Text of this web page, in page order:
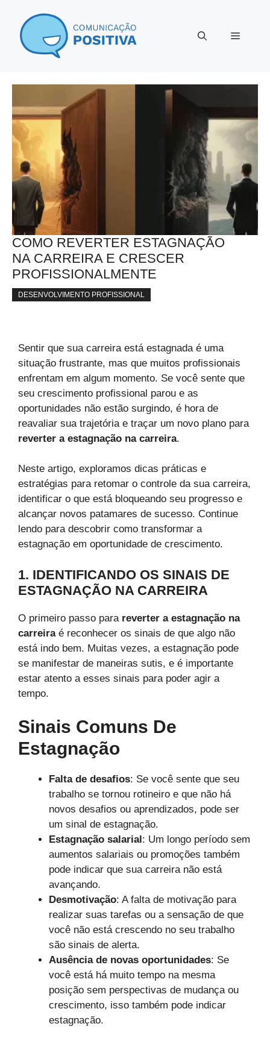
conteúdo
Menu
COMO REVERTER ESTAGNAÇÃO
NA CARREIRA E CRESCER
PROFISSIONALMENTE
DESENVOLVIMENTO PROFISSIONAL
Sentir que sua carreira está estagnada é uma
situação frustrante, mas que muitos profissionais
enfrentam em algum momento. Se você sente que
seu crescimento profissional parou e as
oportunidades não estão surgindo, é hora de
reavaliar sua trajetória e traçar um novo plano para
reverter a estagnação na carreira.
Neste artigo, exploramos dicas práticas e
estratégias para retomar o controle da sua carreira,
identificar o que está bloqueando seu progresso e
alcançar novos patamares de sucesso. Continue
lendo para descobrir como transformar a
estagnação em oportunidade de crescimento.
1. IDENTIFICANDO OS SINAIS DE
ESTAGNAÇÃO NA CARREIRA
O primeiro passo para reverter a estagnação na
carreiraé reconhecer os sinais de que algo não
está indo bem. Muitas vezes, a estagnação pode
se manifestar de maneiras sutis, e é importante
estar atento a esses sinais para poder agir a
tempo.
Sinais Comuns De
Estagnação
Falta de desafios: Se você sente que seu
trabalho se tornou rotineiro e que não há
novos desafios ou aprendizados, pode ser
um sinal de estagnação.
Estagnação salarial : Um longo período sem
aumentos salariais ou promoções também
pode indicar que sua carreira não está
avançando.
Desmotivação: A falta de motivação para
realizar suas tarefas ou a sensação de que
você não está crescendo no seu trabalho
são sinais de alerta.
Ausência de novas oportunidades: Se
você está há muito tempo na mesma
posição sem perspectivas de mudança ou
crescimento, isso também pode indicar
estagnação.